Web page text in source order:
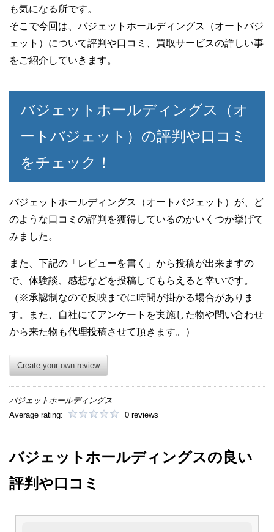
も気になる所です。
そこで今回は、バジェットホールディングス（オートバジ
ェット）について評判や口コミ、買取サービスの詳しい事
をご紹介していきます。
バジェットホールディングス（オ
ートバジェット）の評判や口コミ
をチェック！
バジェットホールディングス（オートバジェット）が、ど
のような口コミの評判を獲得しているのかいくつか挙げて
みました。
また、下記の「レビューを書く」から投稿が出来ますの
で、体験談、感想などを投稿してもらえると幸いです。
（※承認制なので反映までに時間が掛かる場合がありま
す。また、自社にてアンケートを実施した物や問い合わせ
から来た物も代理投稿させて頂きます。）
Create your own review
バジェットホールディングス
Average rating:
0 reviews
バジェットホールディングスの良い
評判や口コミ